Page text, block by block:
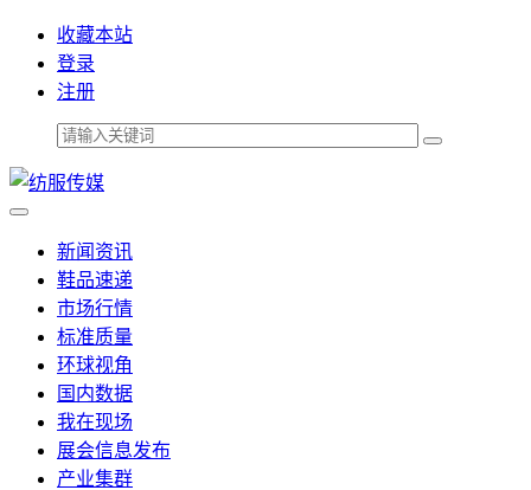
收藏本站
登录
注册
新闻资讯
鞋品速递
市场行情
标准质量
环球视角
国内数据
我在现场
展会信息发布
产业集群